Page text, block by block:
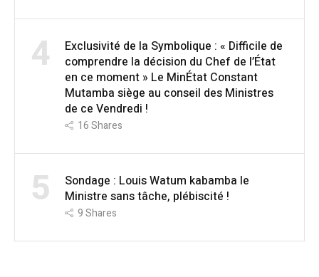
4
Exclusivité de la Symbolique : « Difficile de
comprendre la décision du Chef de l’État
en ce moment » Le MinÉtat Constant
Mutamba siège au conseil des Ministres
de ce Vendredi !
16Shares
5
Sondage : Louis Watum kabamba le
Ministre sans tâche, plébiscité !
9Shares